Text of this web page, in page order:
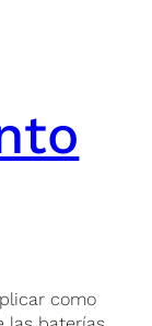
como